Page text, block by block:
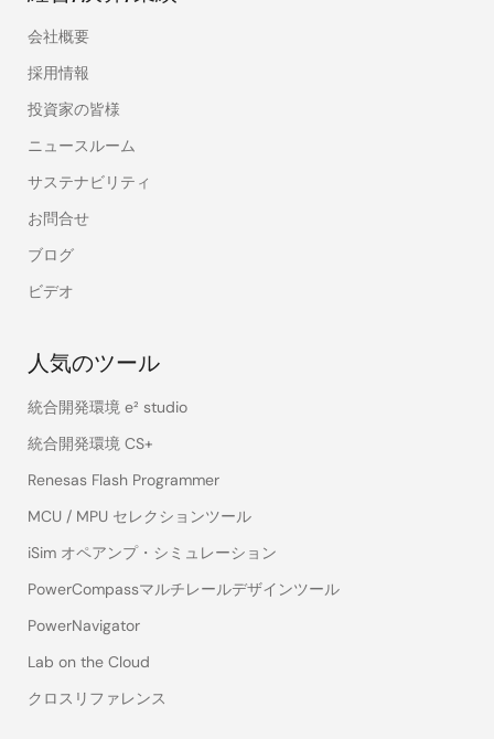
会社概要
採用情報
投資家の皆様
ニュースルーム
サステナビリティ
お問合せ
ブログ
ビデオ
人気のツール
統合開発環境 e² studio
統合開発環境 CS+
Renesas Flash Programmer
MCU / MPU セレクションツール
iSim オペアンプ・シミュレーション
PowerCompassマルチレールデザインツール
PowerNavigator
Lab on the Cloud
クロスリファレンス